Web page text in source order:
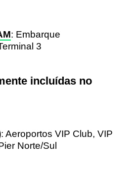
: Embarque
3
incluídas no
: Aeroportos VIP Club, VIP
Norte/Sul